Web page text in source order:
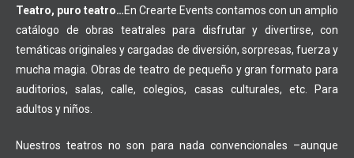
Teatro, puro teatro…En Crearte Events contamos con un amplio
catálogo de obras teatrales para disfrutar y divertirse, con
temáticas originales y cargadas de diversión, sorpresas, fuerza y
mucha magia. Obras de teatro de pequeño y gran formato para
auditorios, salas, calle, colegios, casas culturales, etc. Para
adultos y niños.
Nuestros teatros no son para nada convencionales –aunque